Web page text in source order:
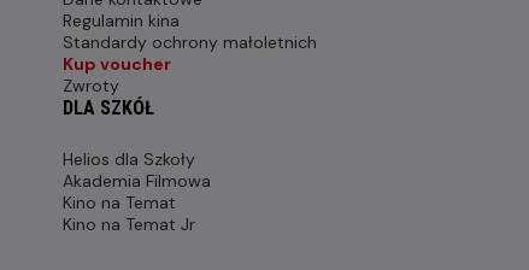
Regulamin kina
Standardy ochrony małoletnich
Kup voucher
Zwroty
DLA SZKÓŁ
Helios dla Szkoły
Akademia Filmowa
Kino na Temat
Kino na Temat Jr